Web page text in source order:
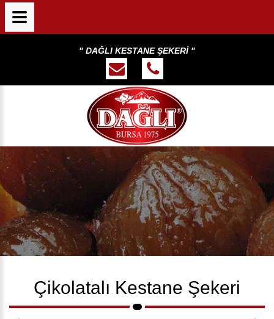
" DAĞLI KESTANE ŞEKERİ "
Çikolatalı Kestane Şekeri